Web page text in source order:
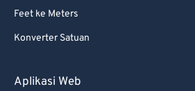
Feet ke Meters
Konverter Satuan
Aplikasi Web